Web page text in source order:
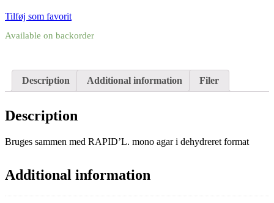
Tilføj som favorit
Available on backorder
Description Additional information Filer
Description
Bruges sammen med RAPID’L. mono agar i dehydreret format
Additional information